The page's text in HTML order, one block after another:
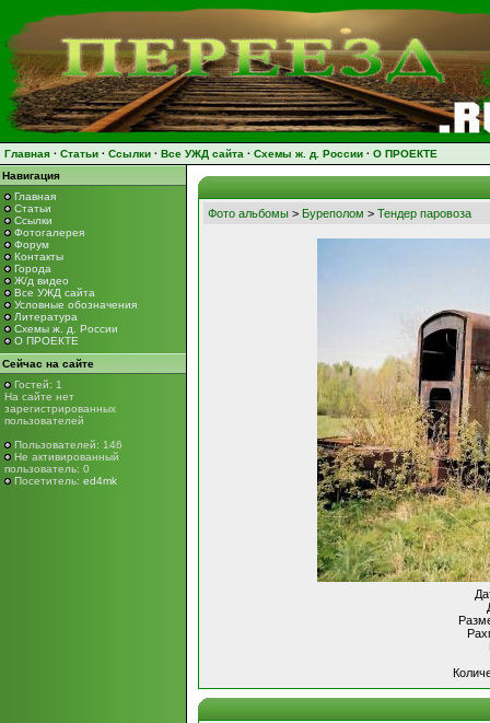
Главная · Статьи · Ссылки · Все УЖД сайта · Схемы ж. д. России · О ПРОЕКТЕ
Навигация
Главная
Статьи
Ссылки
Фотогалерея
Форум
Контакты
Города
Ж/д видео
Все УЖД сайта
Условные обозначения
Литература
Схемы ж. д. России
О ПРОЕКТЕ
Сейчас на сайте
Гостей: 1
На сайте нет
зарегистрированных
пользователей
Пользователей: 146
Не активированный
пользователь: 0
Посетитель: ed4mk
Фото альбомы > Буреполом > Тендер паровоза